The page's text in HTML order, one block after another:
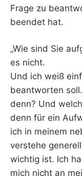
Frage zu
beendet hat.
„Wie sind Sie
es nicht.
Und ich weiß
beantworten
denn? Und
denn für ein
ich in meinem
verstehe
wichtig ist. Ich
mich nicht an